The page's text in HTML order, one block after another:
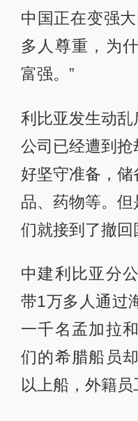
中国正在变强
多人尊重，为
富强。”
利比亚发生动
公司已经遭到
好坚守准备，
品、药物等。
们就接到了撤回
中建利比亚分
带1万多人通过
一千名孟加拉
们的希腊船员
以上船，外籍员